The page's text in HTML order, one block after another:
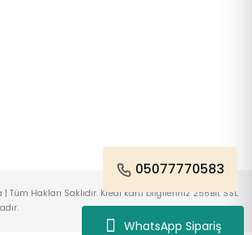
WhatsApp Sipariş
05077770583
Tüm Hakları Saklıdır. Kredi kartı bilgileriniz 256Bit SSL